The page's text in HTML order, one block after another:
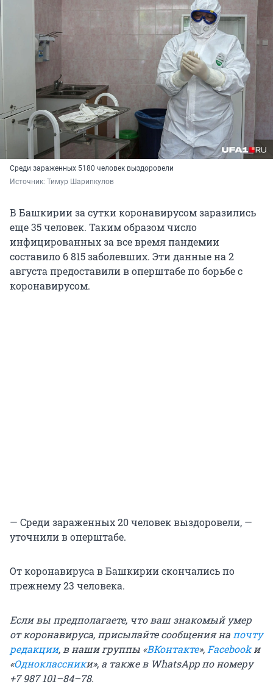
Среди зараженных 5180 человек выздоровели
Источник: Тимур Шарипкулов
В Башкирии за сутки коронавирусом заразились
еще 35 человек. Таким образом число
инфицированных за все время пандемии
составило 6 815 заболевших. Эти данные на 2
августа предоставили в оперштабе по борьбе с
коронавирусом.
— Среди зараженных 20 человек выздоровели, —
уточнили в оперштабе.
От коронавируса в Башкирии скончались по
прежнему 23 человека.
Если вы предполагаете, что ваш знакомый умер
от коронавируса, присылайте сообщения напочту
редакции, в наши группы «ВКонтакте»,Facebookи
«Одноклассники», а также в WhatsApp по номеру
+7 987 101–84–78.